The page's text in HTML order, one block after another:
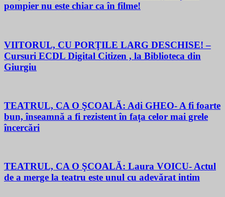
pompier nu este chiar ca în filme!
VIITORUL, CU PORŢILE LARG DESCHISE! –
Cursuri ECDL Digital Citizen , la Biblioteca din
Giurgiu
TEATRUL, CA O ŞCOALĂ: Adi GHEO- A fi foarte
bun, înseamnă a fi rezistent în fața celor mai grele
încercări
TEATRUL, CA O ŞCOALĂ: Laura VOICU- Actul
de a merge la teatru este unul cu adevărat intim